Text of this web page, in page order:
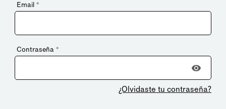
Email *
Contraseña *
¿Olvidaste tu contraseña?